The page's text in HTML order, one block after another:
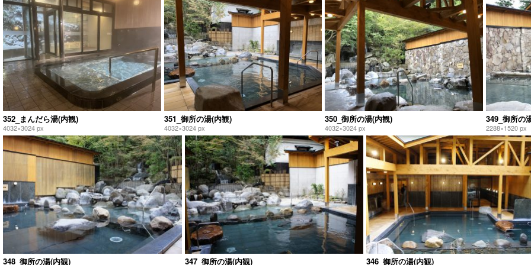
352_まんだら湯(内観)
4032×3024 px
351_御所の湯(内観)
4032×3024 px
350_御所の湯(内観)
4032×3024 px
349_御所の
2288×1520 px
348_御所の湯(内観) 347_御所の湯(内観) 346_御所の湯(内観)